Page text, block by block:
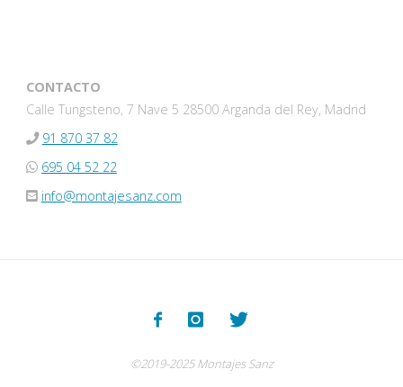
CONTACTO
Calle Tungsteno, 7 Nave 5 28500 Arganda del Rey, Madrid
91 870 37 82
695 04 52 22
info@montajesanz.com
©2019-2025 Montajes Sanz